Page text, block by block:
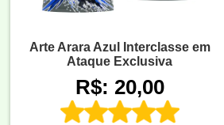
Arte Arara Azul Interclasse em
Ataque Exclusiva
R$: 20,00